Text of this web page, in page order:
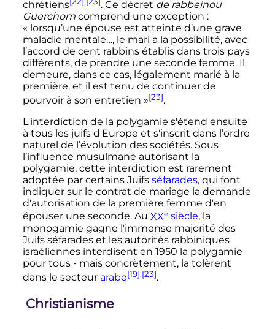
chrétiens . Ce décret de rabbeinou
Guerchomcomprend une exception :
« lorsqu’une épouse est atteinte d’une grave
maladie mentale…, le mari a la possibilité, avec
l’accord de cent rabbins établis dans trois pays
différents, de prendre une seconde femme. Il
demeure, dans ce cas, légalement marié à la
première, et il est tenu de continuer de
pourvoir à son entretien »[23].
L'interdiction de la polygamie s'étend ensuite
à tous les juifs d'Europe et s'inscrit dans l’ordre
naturel de l’évolution des sociétés. Sous
l’influence musulmane autorisant la
polygamie, cette interdiction est rarement
adoptée par certains Juifs séfarades, qui font
indiquer sur le contrat de mariage la demande
d'autorisation de la première femme d'en
épouser une seconde. Au XXesiècle, la
monogamie gagne l'immense majorité des
Juifs séfarades et les autorités rabbiniques
israéliennes interdisent en 1950 la polygamie
pour tous - mais concrètement, la tolèrent
dans le secteur arabe[19],[23].
Christianisme